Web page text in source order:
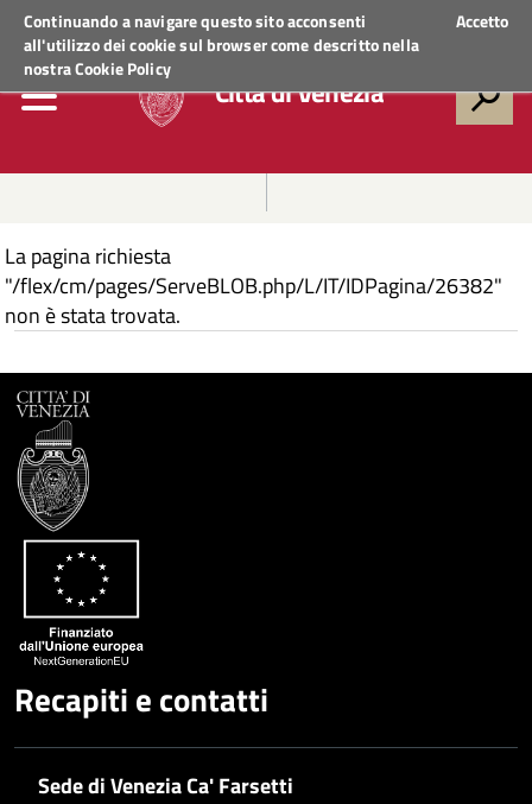
Continuando a navigare questo sito acconsenti
all'utilizzo dei cookie sul browser come descritto nella
nostraCookie Policy
Accetto
Regione VenetoACCEDI AI SERVIZI
Città di Venezia
La pagina richiesta
"/flex/cm/pages/ServeBLOB.php/L/IT/IDPagina/26382"
non è stata trovata.
Recapiti e contatti
Sede di Venezia Ca' Farsetti